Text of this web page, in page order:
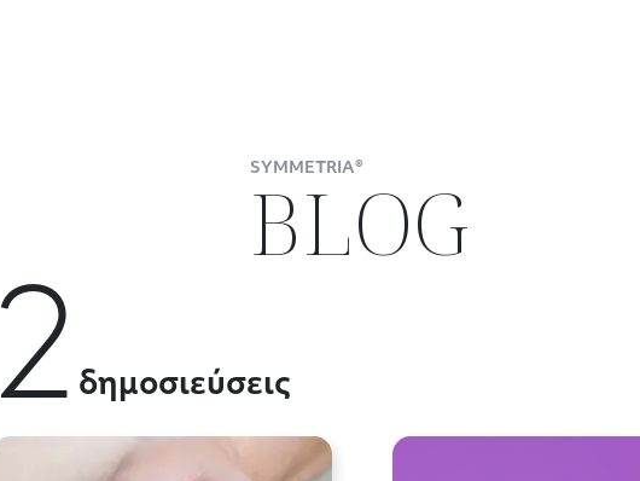
SYMMETRIA®
BLOG
2 δημοσιεύσεις